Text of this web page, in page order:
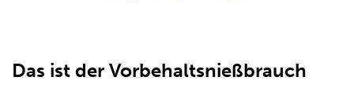
Das ist der Vorbehaltsnießbrauch